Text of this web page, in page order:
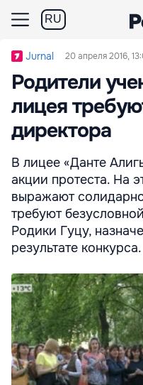
RU
Jurnal 20 апреля 2016,
Родители
лицея
директора
В лицее «Данте
акции протеста. На
выражают
требуют
Родики Гуцу,
результате конкурса.